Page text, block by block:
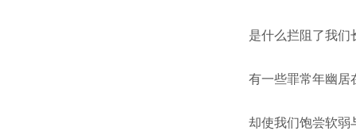
是什么拦阻了我们
有一些罪常年幽居
却使我们饱尝软弱